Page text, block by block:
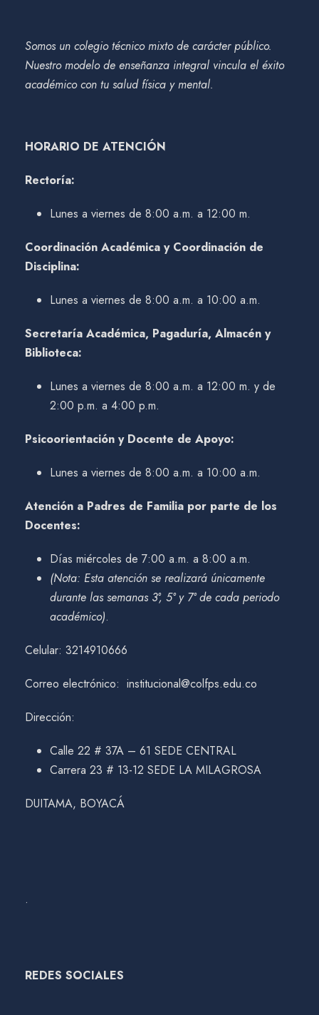
Somos un colegio técnico mixto de carácter público.
Nuestro modelo de enseñanza integral vincula el éxito
académico con tu salud física y mental.
HORARIO DE ATENCIÓN
Rectoría:
Lunes a viernes de 8:00 a.m. a 12:00 m.
Coordinación Académica y Coordinación de
Disciplina:
Lunes a viernes de 8:00 a.m. a 10:00 a.m.
Secretaría Académica, Pagaduría, Almacén y
Biblioteca:
Lunes a viernes de 8:00 a.m. a 12:00 m. y de
2:00 p.m. a 4:00 p.m.
Psicoorientación y Docente de Apoyo:
Lunes a viernes de 8:00 a.m. a 10:00 a.m.
Atención a Padres de Familia por parte de los
Docentes:
Días miércoles de 7:00 a.m. a 8:00 a.m.
(Nota: Esta atención se realizará únicamente
durante las semanas 3°, 5° y 7° de cada periodo
académico).
Celular: 3214910666
Correo electrónico: institucional@colfps.edu.co
Dirección:
Calle 22 # 37A – 61 SEDE CENTRAL
Carrera 23 # 13-12 SEDE LA MILAGROSA
DUITAMA, BOYACÁ
.
REDES SOCIALES